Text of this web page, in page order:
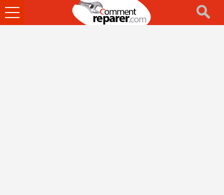
Ouvrir
le